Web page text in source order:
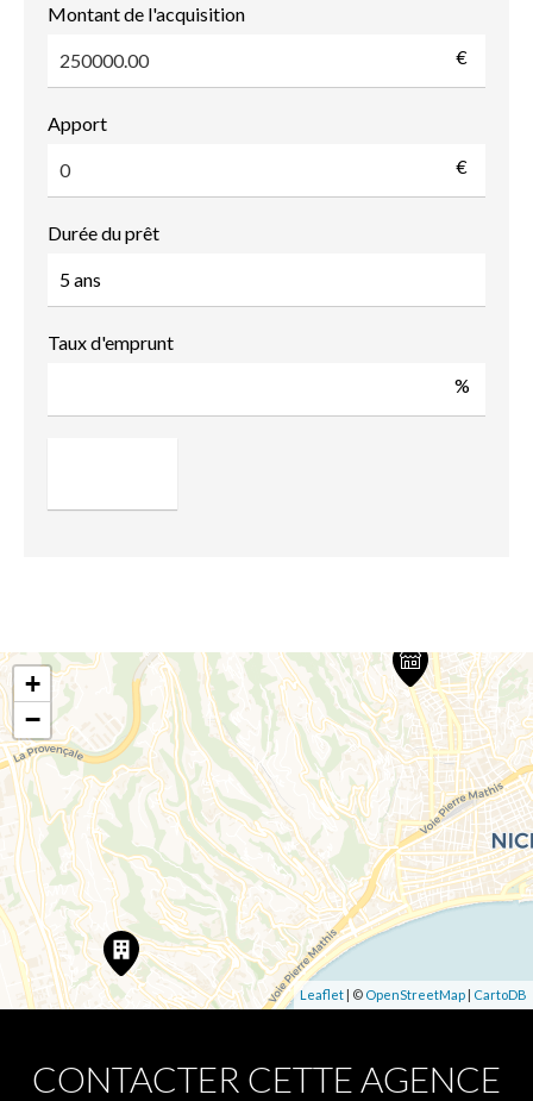
Montant de l'acquisition
€
Apport
€
Durée du prêt
Taux d'emprunt
%
+
−
Leaflet | © OpenStreetMap | CartoDB
CONTACTER CETTE AGENCE